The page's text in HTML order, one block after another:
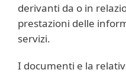
derivanti da o in
prestazioni delle
servizi.
I documenti e la